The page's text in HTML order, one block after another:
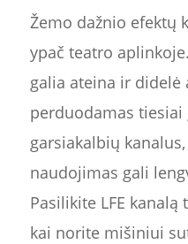
Žemo dažnio efektų
ypač teatro
galia ateina ir didelė
perduodamas
garsiakalbių
naudojimas gali
Pasilikite LFE
kai norite mišiniui